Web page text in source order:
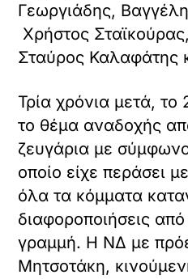
Γεωργιάδης,
Χρήστος
Σταύρος Καλαφάτης
Τρία χρόνια μετά, το
το θέμα αναδοχής
ζευγάρια με
οποίο είχε περάσει
όλα τα κόμματα
διαφοροποιήσεις
γραμμή. Η ΝΔ με
Μητσοτάκη,